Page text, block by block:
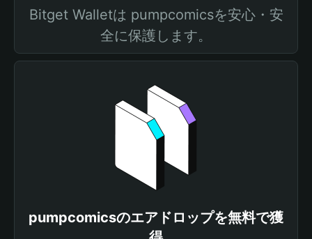
Bitget Walletは pumpcomicsを安心・安
全に保護します。
pumpcomicsのエアドロップを無料で獲